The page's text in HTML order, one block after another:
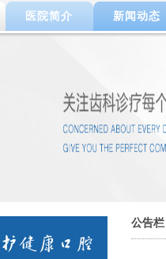
医院简介 新闻动态
公告栏